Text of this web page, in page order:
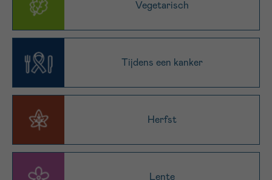
Vegetarisch
Tijdens een kanker
Herfst
Lente
MIJN VRAAG
Ja, stuur mij de nieuwsbrief
*VERPLICHT VELD